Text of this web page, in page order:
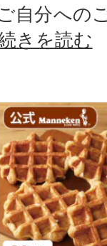
自分への
きを読む